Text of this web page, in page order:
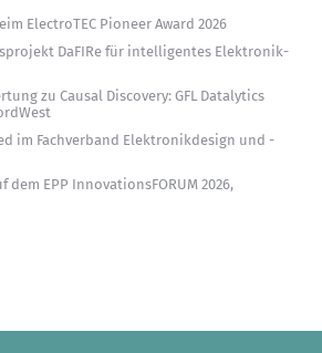
ElectroTEC Pioneer Award 2026
DaFIRe für intelligentes Elektronik-
zu Causal Discovery: GFL Datalytics
im Fachverband Elektronikdesign und -
dem EPP InnovationsFORUM 2026,